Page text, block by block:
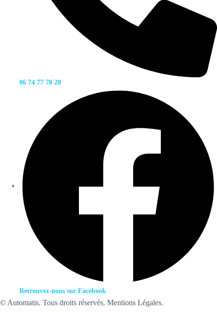
06 74 77 78 28
Retrouvez-nous sur Facebook
© Automatis. Tous droits réservés. Mentions Légales.